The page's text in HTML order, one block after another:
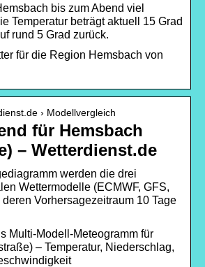
bis zum Abend viel
Temperatur beträgt aktuell 15 Grad
rund 5 Grad zurück.
für die Region Hemsbach von
› Modellvergleich
für Hemsbach
– Wetterdienst.de
werden die drei
Wettermodelle (ECMWF, GFS,
Vorhersagezeitraum 10 Tage
Multi-Modell-Meteogramm für
– Temperatur, Niederschlag,